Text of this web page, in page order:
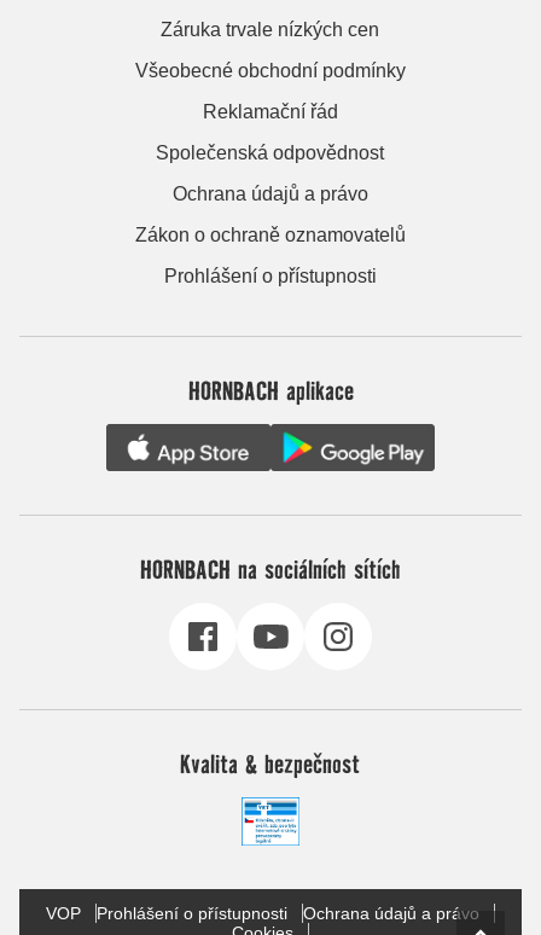
Záruka trvale nízkých cen
Všeobecné obchodní podmínky
Reklamační řád
Společenská odpovědnost
Ochrana údajů a právo
Zákon o ochraně oznamovatelů
Prohlášení o přístupnosti
HORNBACH aplikace
HORNBACH na sociálních sítích
Kvalita & bezpečnost
VOP Prohlášení o přístupnosti
Ochrana údajů a právo